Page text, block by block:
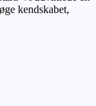
kendskabet,